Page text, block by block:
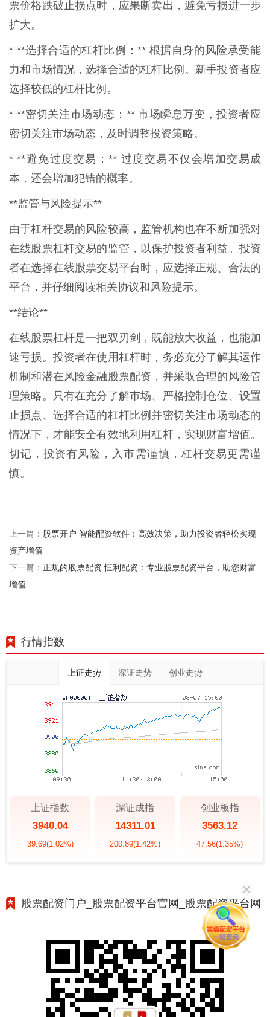
票价格跌破止损点时，应果断卖出，避免亏损进一步
扩大。
* **选择合适的杠杆比例：** 根据自身的风险承受能
力和市场情况，选择合适的杠杆比例。新手投资者应
选择较低的杠杆比例。
* **密切关注市场动态：** 市场瞬息万变，投资者应
密切关注市场动态，及时调整投资策略。
* **避免过度交易：** 过度交易不仅会增加交易成
本，还会增加犯错的概率。
**监管与风险提示**
由于杠杆交易的风险较高，监管机构也在不断加强对
在线股票杠杆交易的监管，以保护投资者利益。投资
者在选择在线股票交易平台时，应选择正规、合法的
平台，并仔细阅读相关协议和风险提示。
**结论**
在线股票杠杆是一把双刃剑，既能放大收益，也能加
速亏损。投资者在使用杠杆时，务必充分了解其运作
机制和潜在风险金融股票配资，并采取合理的风险管
理策略。只有在充分了解市场、严格控制仓位、设置
止损点、选择合适的杠杆比例并密切关注市场动态的
情况下，才能安全有效地利用杠杆，实现财富增值。
切记，投资有风险，入市需谨慎，杠杆交易更需谨
慎。
上一篇： 股票开户 智能配资软件：高效决策，助力投资者轻松实现
资产增值
下一篇： 正规的股票配资 恒利配资：专业股票配资平台，助您财富
增值
行情指数
上证走势 深证走势 创业走势
上证指数
3940.04
39.69(1.02%)
深证成指
14311.01
200.89(1.42%)
创业板指
3563.12
47.56(1.35%)
股票配资门户_股票配资平台官网_股票配资平台网